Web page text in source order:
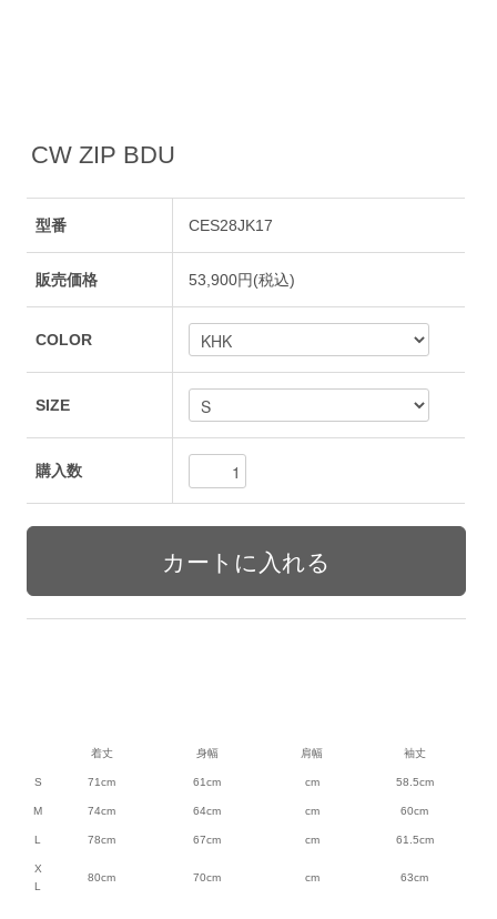
CW ZIP BDU
型番 CES28JK17
販売価格 53,900円(税込)
COLOR
SIZE
購入数
着丈 身幅 肩幅 袖丈
S 71cm 61cm cm 58.5cm
M 74cm 64cm cm 60cm
L 78cm 67cm cm 61.5cm
X
L
80cm 70cm cm 63cm